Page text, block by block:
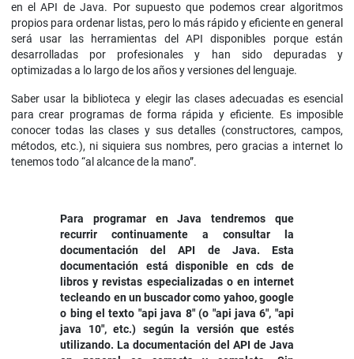
en el API de Java. Por supuesto que podemos crear algoritmos
propios para ordenar listas, pero lo más rápido y eficiente en general
será usar las herramientas del API disponibles porque están
desarrolladas por profesionales y han sido depuradas y
optimizadas a lo largo de los años y versiones del lenguaje.
Saber usar la biblioteca y elegir las clases adecuadas es esencial
para crear programas de forma rápida y eficiente. Es imposible
conocer todas las clases y sus detalles (constructores, campos,
métodos, etc.), ni siquiera sus nombres, pero gracias a internet lo
tenemos todo “al alcance de la mano”.
Para programar en Java tendremos que
recurrir continuamente a consultar la
documentación del API de Java. Esta
documentación está disponible en cds de
libros y revistas especializadas o en internet
tecleando en un buscador como yahoo, google
o bing el texto "api java 8" (o "api java 6", "api
java 10", etc.) según la versión que estés
utilizando. La documentación del API de Java